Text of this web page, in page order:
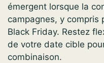
émergent lorsque la
campagnes, y
Black Friday. Restez
de votre date cible
combinaison.